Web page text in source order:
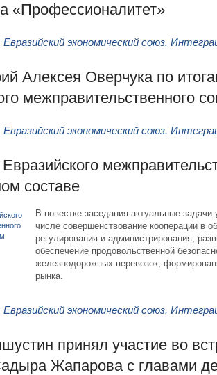
«Профессионалитет»
Евразийский экономический союз.
Алексея Оверчука по
межправительственного
Евразийский экономический союз.
составе
В повестке заседания актуальные задачи
числе совершенствование кооперации в
регулирования и администрирования,
обеспечение продовольственной
железнодорожных перевозок,
рынка.
Евразийский экономический союз.
принял участие во
Жапарова с главами